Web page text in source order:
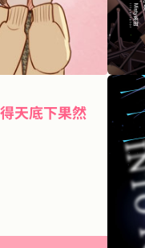
天底下果然